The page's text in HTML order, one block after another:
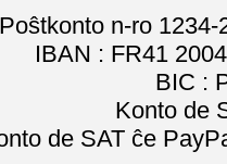
Poŝtkonto n-ro
IBAN : FR41
BIC :
Konto de
de SAT ĉe